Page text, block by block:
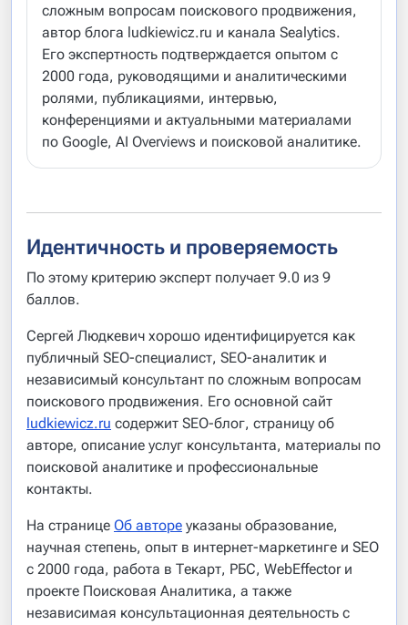
сложным вопросам поискового продвижения,
автор блога ludkiewicz.ru и канала Sealytics.
Его экспертность подтверждается опытом с
2000 года, руководящими и аналитическими
ролями, публикациями, интервью,
конференциями и актуальными материалами
по Google, AI Overviews и поисковой аналитике.
Идентичность и проверяемость
По этому критерию эксперт получает 9.0 из 9
баллов.
Сергей Людкевич хорошо идентифицируется как
публичный SEO-специалист, SEO-аналитик и
независимый консультант по сложным вопросам
поискового продвижения. Его основной сайт
ludkiewicz.ru содержит SEO-блог, страницу об
авторе, описание услуг консультанта, материалы по
поисковой аналитике и профессиональные
контакты.
На странице Об авторе указаны образование,
научная степень, опыт в интернет-маркетинге и SEO
с 2000 года, работа в Текарт, РБС, WebEffector и
проекте Поисковая Аналитика, а также
независимая консультационная деятельность с